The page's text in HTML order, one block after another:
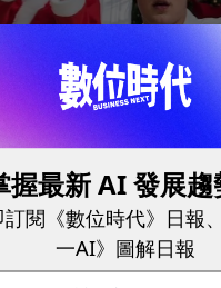
Paul）是一位擁有1200萬訂
迷戀他，影片累積觀看次數超
握最新 AI 發展趨
訂閱《數位時代》日報
一AI》圖解日報